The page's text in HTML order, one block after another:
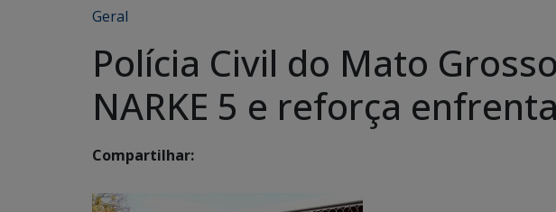
Geral
Polícia Civil do Mato
NARKE 5 e reforça
Compartilhar: